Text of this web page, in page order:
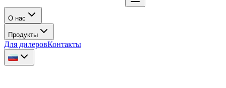
О нас
Продукты
Для дилеровКонтакты